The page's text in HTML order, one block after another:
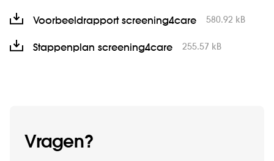
Voorbeeldrapport screening4care 580.92 kB
Stappenplan screening4care 255.57 kB
Vragen?